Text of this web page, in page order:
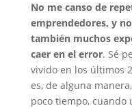
No me canso de
emprendedores, y
también muchos
caer en el error. Sé
vivido en los últimos
es, de alguna
poco tiempo, cuando